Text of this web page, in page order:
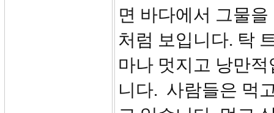
면 바다에서 그물
처럼 보입니다. 탁
마나 멋지고 낭만
니다. 사람들은 먹